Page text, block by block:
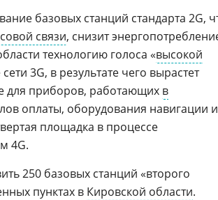
базовых станций стандарта 2G,
связи, снизит
технологию голоса «высокой
3G, в результате чего вырастет
для приборов, работающих в
оплаты, оборудования навигации и
площадка в процессе
4G.
250 базовых станций «второго
пунктах в Кировской области.